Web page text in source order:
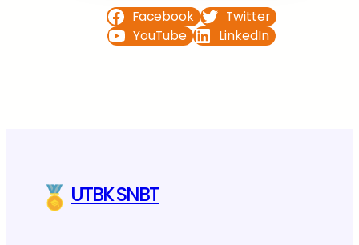
Facebook
Twitter
YouTube
LinkedIn
UTBK SNBT